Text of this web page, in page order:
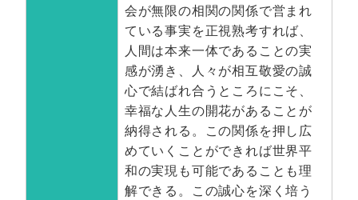
会が無限の相関の関係で営まれ
ている事実を正視熟考すれば、
人間は本来一体であることの実
感が湧き、人々が相互敬愛の誠
心で結ばれ合うところにこそ、
幸福な人生の開花があることが
納得される。この関係を押し広
めていくことができれば世界平
和の実現も可能であることも理
解できる。この誠心を深く培う